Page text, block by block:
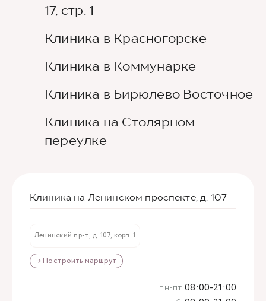
17, стр. 1
Клиника в Красногорске
Клиника в Коммунарке
Клиника в Бирюлево Восточное
Клиника на Столярном
переулке
Клиника на Ленинском проспекте, д. 107
Ленинский пр-т, д. 107, корп. 1
→ Построить маршрут
пн-пт 08:00-21:00